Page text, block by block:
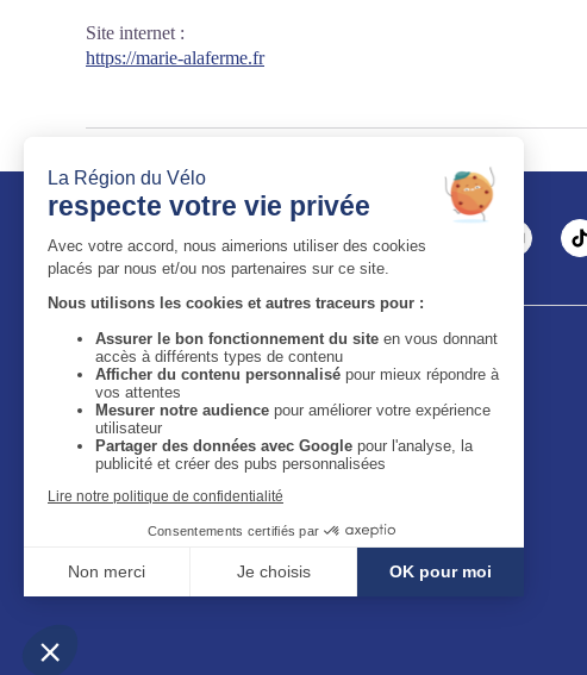
Site internet :
https://marie-alaferme.fr
Auvergne-Rhône-Alpes Tourisme
11 bis quai Perrache - 69002 Lyon
59 boulevard Léon Jouhaux - 63050 Clermont-Ferrand
Cedex 2